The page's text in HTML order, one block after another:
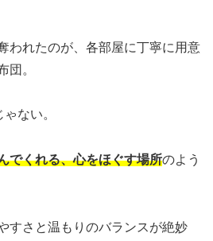
われたのが、各部屋に丁寧に用意
団。
ない。
でくれる、心をほぐす場所のよう
すさと温もりのバランスが絶妙